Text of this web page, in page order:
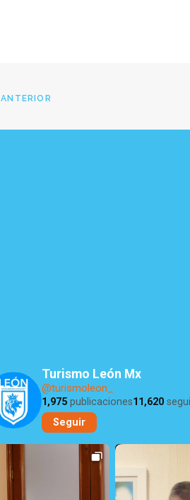
ANTERIOR
Turismo León Mx
@turismoleon_
1,975 publicaciones11,620
Seguir